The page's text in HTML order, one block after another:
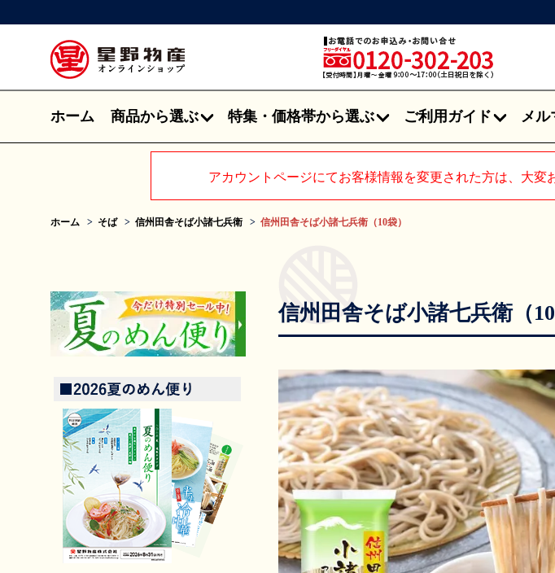
ホーム 商品から選ぶ 特集・価格帯から選ぶ ご利用ガイド メル
アカウントページにてお客様情報を変更された方は、大変
ホーム そば 信州田舎そば小諸七兵衛 信州田舎そば小諸七兵衛（10袋）
信州田舎そば小諸七兵衛（10